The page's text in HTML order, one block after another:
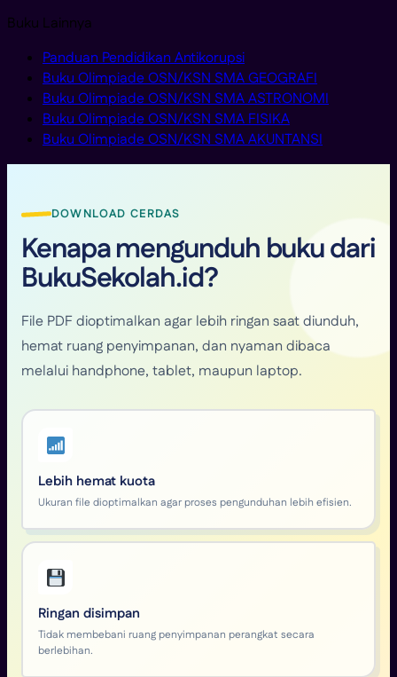
Buku Lainnya
Panduan Pendidikan Antikorupsi
Buku Olimpiade OSN/KSN SMA GEOGRAFI
Buku Olimpiade OSN/KSN SMA ASTRONOMI
Buku Olimpiade OSN/KSN SMA FISIKA
Buku Olimpiade OSN/KSN SMA AKUNTANSI
DOWNLOAD CERDAS
Kenapa mengunduh buku dari
BukuSekolah.id?
File PDF dioptimalkan agar lebih ringan saat diunduh,
hemat ruang penyimpanan, dan nyaman dibaca
melalui handphone, tablet, maupun laptop.
Lebih hemat kuota
Ukuran file dioptimalkan agar proses pengunduhan lebih efisien.
Ringan disimpan
Tidak membebani ruang penyimpanan perangkat secara
berlebihan.